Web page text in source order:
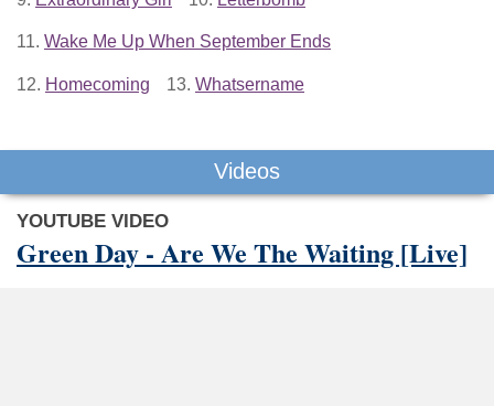
11. Wake Me Up When September Ends
12. Homecoming 13. Whatsername
Videos
YOUTUBE VIDEO
Green Day - Are We The Waiting [Live]